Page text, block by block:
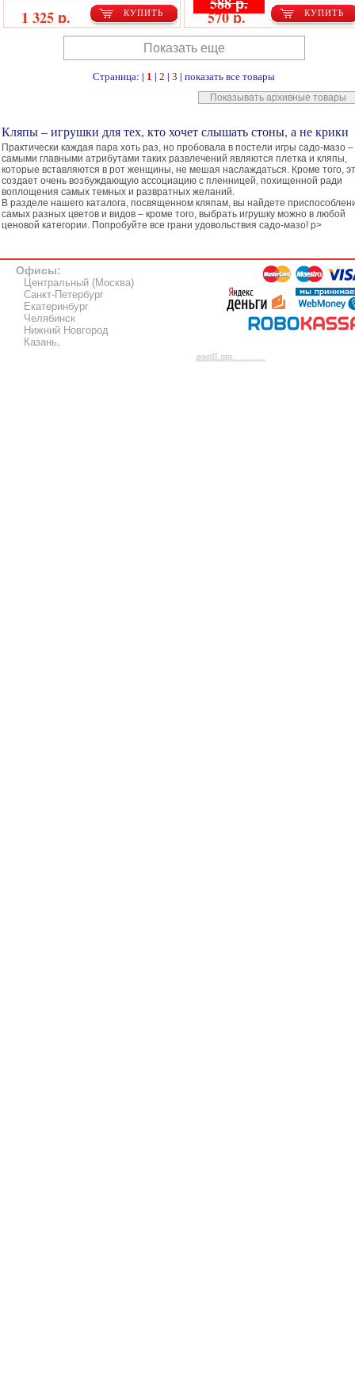
КУПИТЬ
1 325 р. КУПИТЬ
570 р.
Показать еще
Страница: | 1 |2 |3 |показать все товары
Показывать архивные товары
Кляпы – игрушки для тех, кто хочет слышать стоны, а не крики
Практически каждая пара хоть раз, но пробовала в постели игры садо-мазо –
самыми главными атрибутами таких развлечений являются плетка и кляпы,
которые вставляются в рот женщины, не мешая наслаждаться. Кроме того,
создает очень возбуждающую ассоциацию с пленницей, похищенной ради
воплощения самых темных и развратных желаний.
В разделе нашего каталога, посвященном кляпам, вы найдете
самых разных цветов и видов – кроме того, выбрать игрушку можно в любой
ценовой категории. Попробуйте все грани удовольствия садо-мазо! p>
Офисы:
Центральный (Москва)
Санкт-Петербург
Екатеринбург
Челябинск
Нижний Новгород
Казань.